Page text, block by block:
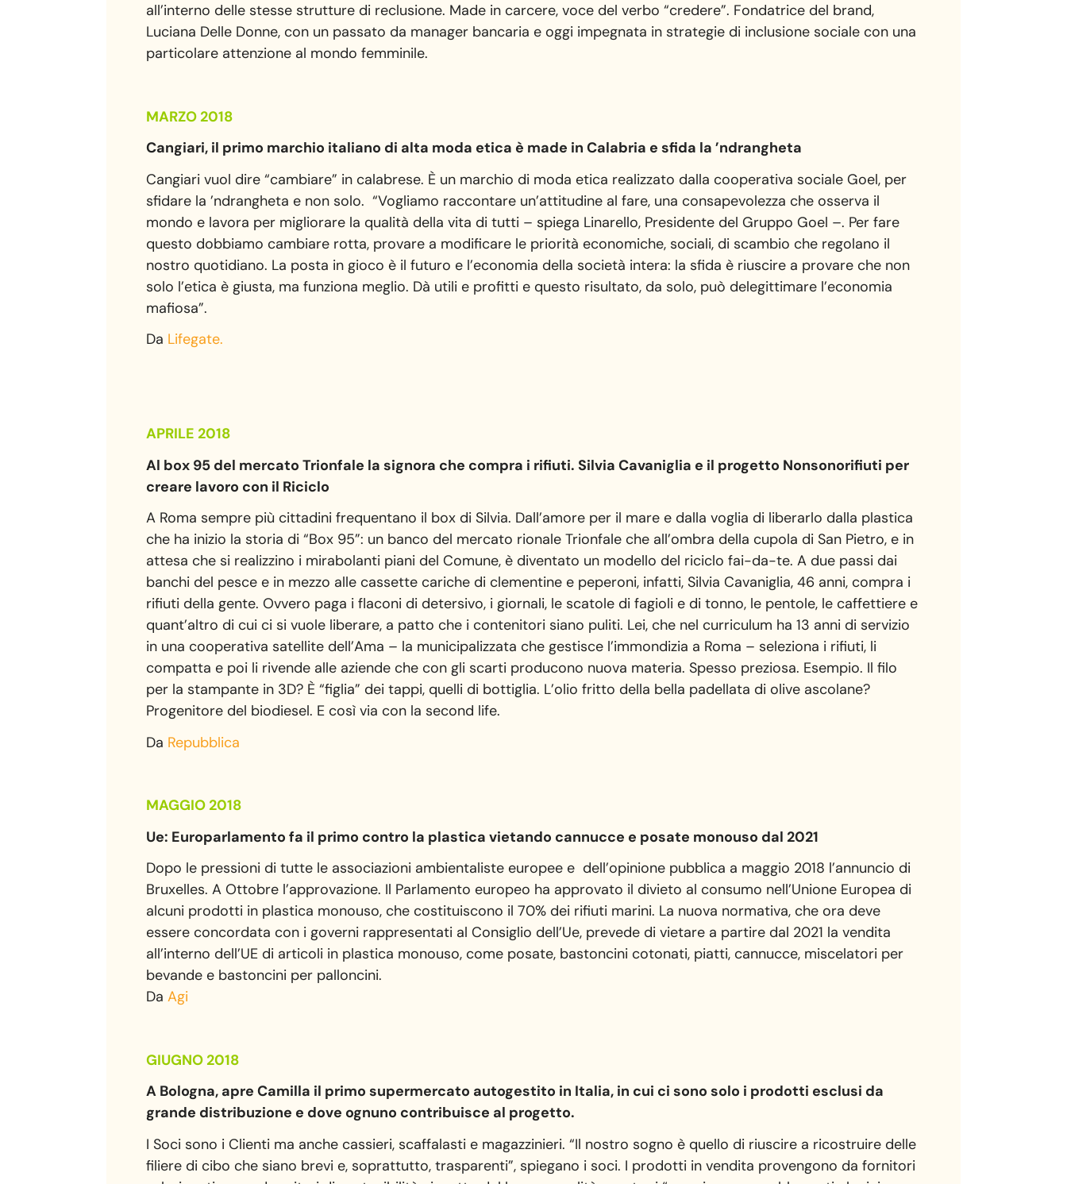
all’interno delle stesse strutture di reclusione. Made in carcere, voce del verbo “credere”. Fondatrice del brand,
Luciana Delle Donne, con un passato da manager bancaria e oggi impegnata in strategie di inclusione sociale con una
particolare attenzione al mondo femminile.
MARZO 2018
Cangiari, il primo marchio italiano di alta moda etica è made in Calabria e sfida la ’ndrangheta
Cangiari vuol dire “cambiare” in calabrese. È un marchio di moda etica realizzato dalla cooperativa sociale Goel, per
sfidare la ’ndrangheta e non solo. “Vogliamo raccontare un’attitudine al fare, una consapevolezza che osserva il
mondo e lavora per migliorare la qualità della vita di tutti – spiega Linarello, Presidente del Gruppo Goel –. Per fare
questo dobbiamo cambiare rotta, provare a modificare le priorità economiche, sociali, di scambio che regolano il
nostro quotidiano. La posta in gioco è il futuro e l’economia della società intera: la sfida è riuscire a provare che non
solo l’etica è giusta, ma funziona meglio. Dà utili e profitti e questo risultato, da solo, può delegittimare l’economia
mafiosa”.
Da Lifegate.
APRILE 2018
Al box 95 del mercato Trionfale la signora che compra i rifiuti. Silvia Cavaniglia e il progetto Nonsonorifiuti per
creare lavoro con il Riciclo
A Roma sempre più cittadini frequentano il box di Silvia. Dall’amore per il mare e dalla voglia di liberarlo dalla plastica
che ha inizio la storia di “Box 95”: un banco del mercato rionale Trionfale che all’ombra della cupola di San Pietro, e in
attesa che si realizzino i mirabolanti piani del Comune, è diventato un modello del riciclo fai-da-te. A due passi dai
banchi del pesce e in mezzo alle cassette cariche di clementine e peperoni, infatti, Silvia Cavaniglia, 46 anni, compra i
rifiuti della gente. Ovvero paga i flaconi di detersivo, i giornali, le scatole di fagioli e di tonno, le pentole, le caffettiere e
quant’altro di cui ci si vuole liberare, a patto che i contenitori siano puliti. Lei, che nel curriculum ha 13 anni di servizio
in una cooperativa satellite dell’Ama – la municipalizzata che gestisce l’immondizia a Roma – seleziona i rifiuti, li
compatta e poi li rivende alle aziende che con gli scarti producono nuova materia. Spesso preziosa. Esempio. Il filo
per la stampante in 3D? È “figlia” dei tappi, quelli di bottiglia. L’olio fritto della bella padellata di olive ascolane?
Progenitore del biodiesel. E così via con la second life.
Da Repubblica
MAGGIO 2018
Ue: Europarlamento fa il primo contro la plastica vietando cannucce e posate monouso dal 2021
Dopo le pressioni di tutte le associazioni ambientaliste europee e dell’opinione pubblica a maggio 2018 l’annuncio di
Bruxelles. A Ottobre l’approvazione. Il Parlamento europeo ha approvato il divieto al consumo nell’Unione Europea di
alcuni prodotti in plastica monouso, che costituiscono il 70% dei rifiuti marini. La nuova normativa, che ora deve
essere concordata con i governi rappresentati al Consiglio dell’Ue, prevede di vietare a partire dal 2021 la vendita
all’interno dell’UE di articoli in plastica monouso, come posate, bastoncini cotonati, piatti, cannucce, miscelatori per
bevande e bastoncini per palloncini.
DaAgi
GIUGNO 2018
A Bologna, apre Camilla il primo supermercato autogestito in Italia, in cui ci sono solo i prodotti esclusi da
grande distribuzione e dove ognuno contribuisce al progetto.
I Soci sono i Clienti ma anche cassieri, scaffalasti e magazzinieri. “Il nostro sogno è quello di riuscire a ricostruire delle
filiere di cibo che siano brevi e, soprattutto, trasparenti”, spiegano i soci. I prodotti in vendita provengono da fornitori